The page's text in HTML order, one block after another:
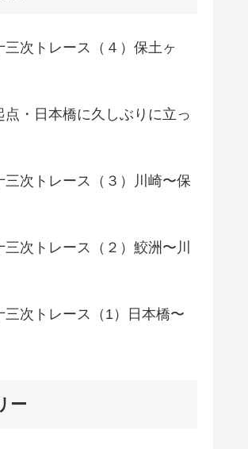
三次トレース（４）保土ヶ
点・日本橋に久しぶりに立っ
三次トレース（３）川崎〜保
次トレース（２）鮫洲〜川
三次トレース（1）日本橋〜
ー